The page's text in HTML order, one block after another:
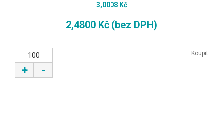
3,0008 Kč
2,4800 Kč (bez DPH)
+ -
Koupit